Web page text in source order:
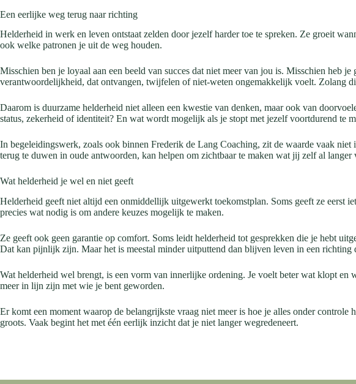
Een eerlijke weg terug naar richting
Helderheid in werk en leven ontstaat zelden door jezelf harder toe te spreken. Ze groeit
ook welke patronen je uit de weg houden.
Misschien ben je loyaal aan een beeld van succes dat niet meer van jou is. Misschien heb
verantwoordelijkheid, dat ontvangen, twijfelen of niet-weten ongemakkelijk voelt. Zolang
Daarom is duurzame helderheid niet alleen een kwestie van denken, maar ook van
status, zekerheid of identiteit? En wat wordt mogelijk als je stopt met jezelf voortdurend te
In begeleidingswerk, zoals ook binnen Frederik de Lang Coaching, zit de waarde vaak
terug te duwen in oude antwoorden, kan helpen om zichtbaar te maken wat jij zelf al
Wat helderheid je wel en niet geeft
Helderheid geeft niet altijd een onmiddellijk uitgewerkt toekomstplan. Soms geeft ze eerst
precies wat nodig is om andere keuzes mogelijk te maken.
Ze geeft ook geen garantie op comfort. Soms leidt helderheid tot gesprekken die je hebt
Dat kan pijnlijk zijn. Maar het is meestal minder uitputtend dan blijven leven in een richting
Wat helderheid wel brengt, is een vorm van innerlijke ordening. Je voelt beter wat klopt
meer in lijn zijn met wie je bent geworden.
Er komt een moment waarop de belangrijkste vraag niet meer is hoe je alles onder
groots. Vaak begint het met één eerlijk inzicht dat je niet langer wegredeneert.